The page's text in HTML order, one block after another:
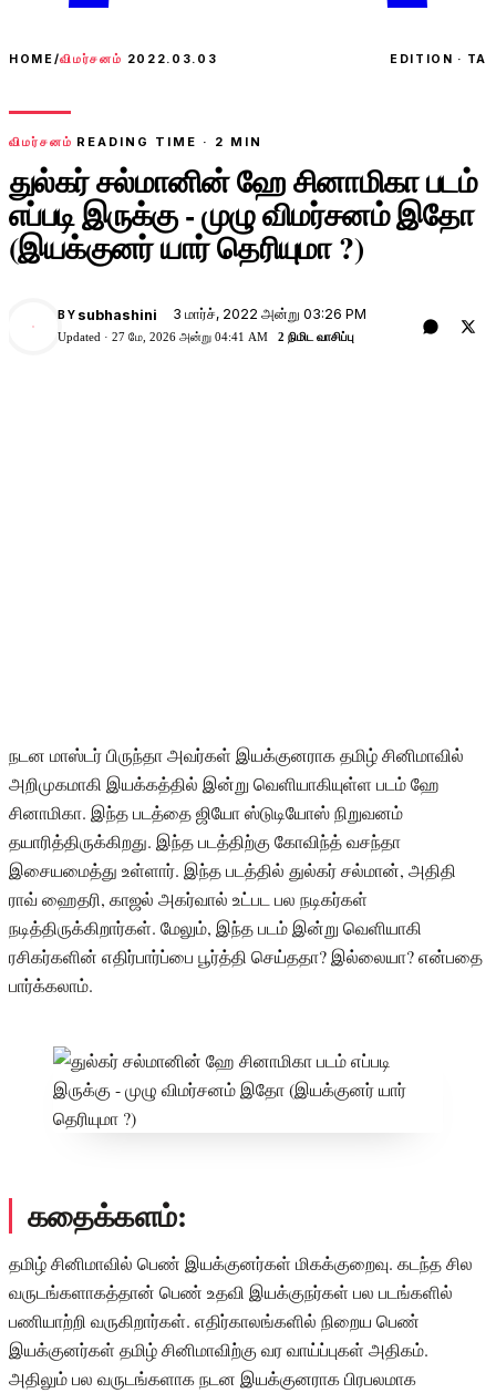
HOME/விமர்சனம் 2022.03.03 EDITION · TA
விமர்சனம் READING TIME · 2 MIN
துல்கர் சல்மானின் ஹே சினாமிகா படம்
எப்படி இருக்கு - முழு விமர்சனம் இதோ
(இயக்குனர் யார் தெரியுமா ?)
BY subhashini 3 மார்ச், 2022 அன்று 03:26 PM
Updated · 27 மே, 2026 அன்று 04:41 AM 2 நிமிட வாசிப்பு
நடன மாஸ்டர் பிருந்தா அவர்கள் இயக்குனராக தமிழ் சினிமாவில்
அறிமுகமாகி இயக்கத்தில் இன்று வெளியாகியுள்ள படம் ஹே
சினாமிகா. இந்த படத்தை ஜியோ ஸ்டுடியோஸ் நிறுவனம்
தயாரித்திருக்கிறது. இந்த படத்திற்கு கோவிந்த் வசந்தா
இசையமைத்து உள்ளார். இந்த படத்தில் துல்கர் சல்மான், அதிதி
ராவ் ஹைதரி, காஜல் அகர்வால் உட்பட பல நடிகர்கள்
நடித்திருக்கிறார்கள். மேலும், இந்த படம் இன்று வெளியாகி
ரசிகர்களின் எதிர்பார்ப்பை பூர்த்தி செய்ததா? இல்லையா? என்பதை
பார்க்கலாம்.
கதைக்களம்:
தமிழ் சினிமாவில் பெண் இயக்குனர்கள் மிகக்குறைவு. கடந்த சில
வருடங்களாகத்தான் பெண் உதவி இயக்குநர்கள் பல படங்களில்
பணியாற்றி வருகிறார்கள். எதிர்காலங்களில் நிறைய பெண்
இயக்குனர்கள் தமிழ் சினிமாவிற்கு வர வாய்ப்புகள் அதிகம்.
அதிலும் பல வருடங்களாக நடன இயக்குனராக பிரபலமாக